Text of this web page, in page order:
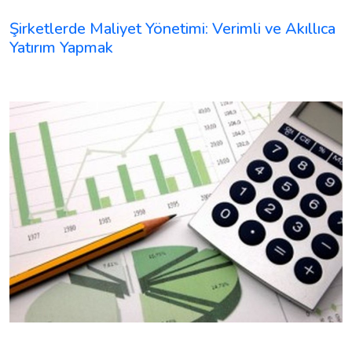
Şirketlerde Maliyet Yönetimi: Verimli ve Akıllıca
Yatırım Yapmak